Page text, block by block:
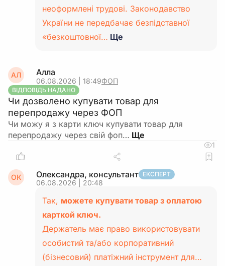
неоформлені трудові. Законодавство
України не передбачає безпідставної
«безкоштовної… Ще
АЛ Алла
06.08.2026 | 18:49ФОП
ВІДПОВІДЬ НАДАНО
Чи дозволено купувати товар для
перепродажу через ФОП
Чи можу я з карти ключ купувати товар для
перепродажу через свій фоп…
1
ОК Олександра, консультант ЕКСПЕРТ
06.08.2026 | 20:48
Так, можете купувати товар з оплатою
карткой ключ.
Держатель має право використовувати
особистий та/або корпоративний
(бізнесовий) платіжний інструмент для…